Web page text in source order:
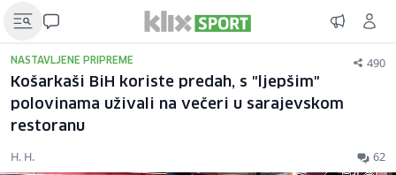
NASTAVLJENE PRIPREME 490
Košarkaši BiH koriste predah, s "ljepšim"
polovinama uživali na večeri u sarajevskom
restoranu
H. H. 62